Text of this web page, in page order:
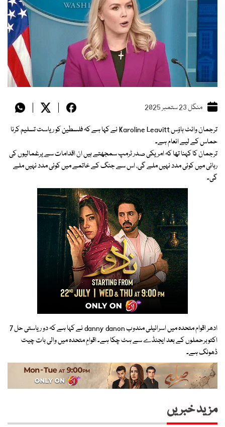
منگل 23 ستمبر 2025
ترجمان وائٹ ہاؤس Karoline Leavitt نے کہا ہے کہ فلسطین کو ریاست تسلیم کرنا
حماس کے لیے انعام ہے۔
ترجمان کا کہنا تھا کہ امریکی صدر ٹرمپ سمجھتے ہیں ان اقدامات سے یرغمالیوں کی
رہائی میں کوئی مدد نہیں ملے گی، اس سے جنگ کے خاتمے میں کوئی مدد نہیں ملے
گی۔
ادھر اقوام متحدہ میں اسرائیلی مندوب danny danon نے کہا ہے کہ دو ریاستی حل 7
اکتوبرحملوں کے بعد ایجنڈے سے ہٹ چکا ہے۔ اقوامِ متحدہ میں والی بات چیت
ڈھونگ ہے۔
مزید خبریں